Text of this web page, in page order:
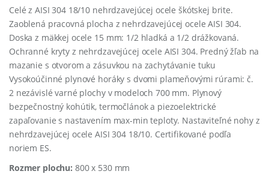
Celé z AISI 304 18/10 nehrdzavejúcej ocele škótskej brite.
Zaoblená pracovná plocha z nehrdzavejúcej ocele AISI 304.
Doska z mäkkej ocele 15 mm: 1/2 hladká a 1/2 drážkovaná.
Ochranné kryty z nehrdzavejúcej ocele AISI 304. Predný žľab na
mazanie s otvorom a zásuvkou na zachytávanie tuku
Vysokoúčinné plynové horáky s dvomi plameňovými rúrami: č.
2 nezávislé varné plochy v modeloch 700 mm. Plynový
bezpečnostný kohútik, termočlánok a piezoelektrické
zapaľovanie s nastavením max-min teploty. Nastaviteľné nohy z
nehrdzavejúcej ocele AISI 304 18/10. Certifikované podľa
noriem ES.
Rozmer plochu: 800 x 530 mm